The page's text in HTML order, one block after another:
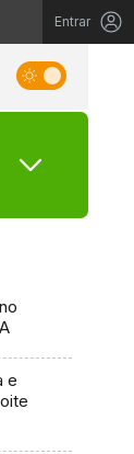
Entrar
e